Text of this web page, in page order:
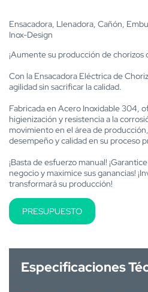
Ensacadora, Llenadora, Cañón,
Inox-Design
¡Aumente su producción de chorizos
Con la Ensacadora Eléctrica de
agilidad sin sacrificar la calidad.
Fabricada en Acero Inoxidable 304,
higienización y resistencia a la
movimiento en el área de
desempeño y calidad en su proceso
¡Basta de esfuerzo manual!
negocio y maximice sus ganancias!
transformará su producción!
PRESUPUESTO
Especificaciones